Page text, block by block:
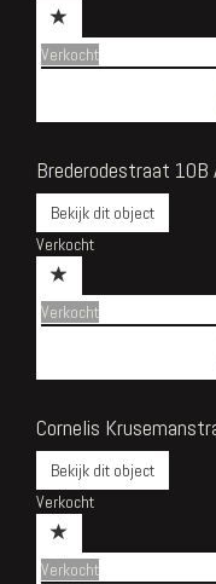
Verkocht
Brederodestraat 10B
Bekijk dit object
Verkocht
Verkocht
Cornelis
Bekijk dit object
Verkocht
Verkocht